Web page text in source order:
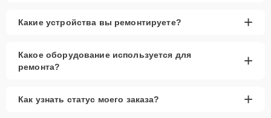
Какие устройства вы ремонтируете? +
Какое оборудование используется для
ремонта?
+
Как узнать статус моего заказа? +